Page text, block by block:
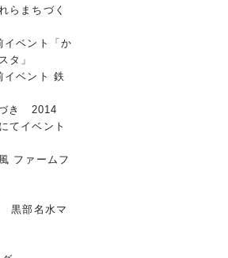
らまちづく
イベント「か
タ」
イベント 鉄
き 2014
てイベント
ファームフ
黒部名水マ